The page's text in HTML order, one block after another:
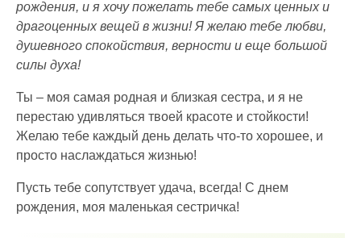
рождения, и я хочу пожелать тебе самых ценных и
драгоценных вещей в жизни! Я желаю тебе любви,
душевного спокойствия, верности и еще большой
силы духа!
Ты – моя самая родная и близкая сестра, и я не
перестаю удивляться твоей красоте и стойкости!
Желаю тебе каждый день делать что-то хорошее, и
просто наслаждаться жизнью!
Пусть тебе сопутствует удача, всегда! С днем
рождения, моя маленькая сестричка!